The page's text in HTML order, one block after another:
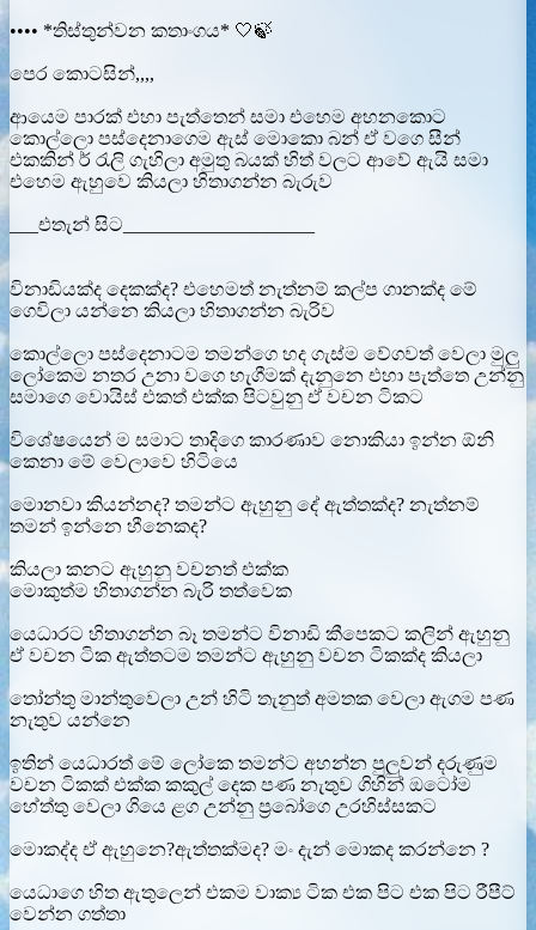
•••• *තිස්තුන්වන කතාංගය* 🤍🍃
පෙර කොටසින්,,,,
ආයෙම පාරක් එහා පැත්තෙන් සමා එහෙම අහනකොට
කොල්ලො පස්දෙනාගෙම ඇස් මොකො බන් ඒ වගෙ සීන්
එකකින් ර්‍ රැලි ගැහිලා අමුතු බයක් හිත් වලට ආවේ ඇයි සමා
එහෙම ඇහුවෙ කියලා හිතාගන්න බැරුව
___එතැන් සිට____________________
විනාඩියක්ද දෙකක්ද? එහෙමත් නැත්නම් කල්ප ගානක්ද මේ
ගෙවිලා යන්නෙ කියලා හිතාගන්න බැරිව
කොල්ලො පස්දෙනාටම තමන්ගෙ හද ගැස්ම වේගවත් වෙලා මුලු
ලෝකෙම නතර උනා වගෙ හැගීමක් දැනුනෙ එහා පැත්තෙ උන්නු
සමාගෙ වොයිස් එකත් එක්ක පිටවුනු ඒ වචන ටිකට
විශේෂයෙන් ම සමාට තාදිගෙ කාරණාව නොකියා ඉන්න ඕනි
කෙනා මේ වෙලාවෙ හිටියෙ
මොනවා කියන්නද? තමන්ට ඇහුනු දේ ඇත්තක්ද? නැත්නම්
තමන් ඉන්නෙ හීනෙකද?
කියලා කනට ඇහුනු වචනත් එක්ක
මොකුත්ම හිතාගන්න බැරි තත්වෙක
යෙධාරට හිතාගන්න බෑ තමන්ට විනාඩි කීපෙකට කලින් ඇහුනු
ඒ වචන ටික ඇත්තටම තමන්ට ඇහුනු වචන ටිකක්ද කියලා
තෝන්තු මාන්තුවෙලා උන් හිටි තැනුත් අමතක වෙලා ඇගම පණ
නැතුව යන්නෙ
ඉතින් යෙධාරත් මේ ලෝකෙ තමන්ට අහන්න පුලුවන් දරුණුම
වචන ටිකක් එක්ක කකුල් දෙක පණ නැතුව ගිහින් ඔටෝම
හේත්තු වෙලා ගියෙ ළග උන්නු ප්‍රබෝගෙ උරහිස්සකට
මොකද්ද ඒ ඇහුනෙ?ඇත්තක්මද? මං දැන් මොකද කරන්නෙ ?
යෙධාගෙ හිත ඇතුලෙන් එකම වාක්‍ය ටික එක පිට එක පිට රීපීට්
වෙන්න ගත්තා